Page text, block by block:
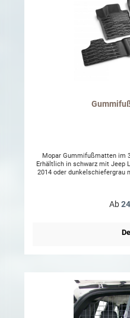
Mopar Gummifußmatten im
Erhältlich in schwarz mit Jeep
2014 oder dunkelschiefergrau
Ab